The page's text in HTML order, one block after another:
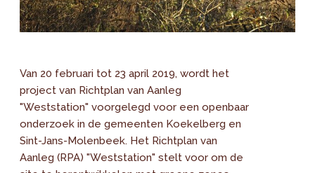
Van 20 februari tot 23 april 2019, wordt het
project van Richtplan van Aanleg
"Weststation" voorgelegd voor een openbaar
onderzoek in de gemeenten Koekelberg en
Sint-Jans-Molenbeek. Het Richtplan van
Aanleg (RPA) "Weststation" stelt voor om de